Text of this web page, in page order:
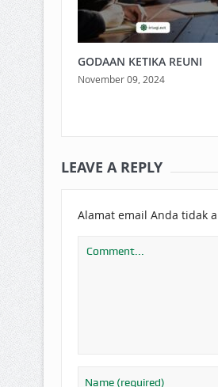
GODAAN KETIKA REUNI
November 09, 2024
LEAVE A REPLY
Alamat email Anda tidak